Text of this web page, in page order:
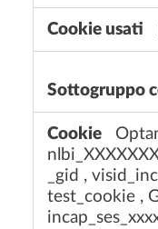
_gid ,
test_cookie ,